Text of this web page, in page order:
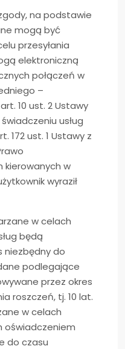
na podstawie
mogą być
przesyłania
elektroniczną
połączeń w
–
10 ust. 2 Ustawy
usług
172 ust. 1 Ustawy z
kierowanych w
wyraził
w celach
będą
niezbędny do
podlegające
przez okres
roszczeń, tj. 10 lat.
w celach
oświadczeniem
do czasu